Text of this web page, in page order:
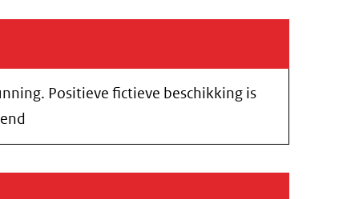
Positieve fictieve beschikking is